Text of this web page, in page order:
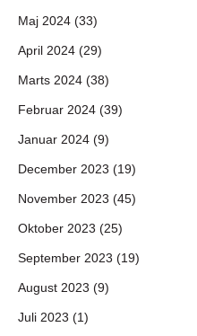
Maj 2024 (33)
April 2024 (29)
Marts 2024 (38)
Februar 2024 (39)
Januar 2024 (9)
December 2023 (19)
November 2023 (45)
Oktober 2023 (25)
September 2023 (19)
August 2023 (9)
Juli 2023 (1)